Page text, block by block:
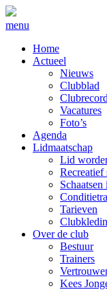
menu
Home
Actueel
Nieuws
Clubblad
Vacatures
Foto’s
Agenda
Lidmaatschap
Lid
Recreatief
Tarieven
Over de club
Bestuur
Trainers
Kees